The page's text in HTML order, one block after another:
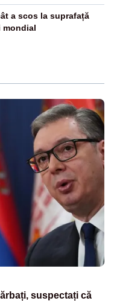
a scos la suprafață
mondial
suspectați că